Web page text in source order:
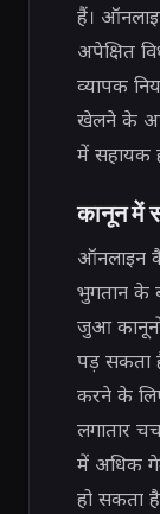
हैं।
अपेक्षित
व्यापक
खेलने के
में सहायक
कानून में
ऑनलाइन
भुगतान के
जुआ कानूनों
पड़ सकता
करने के
लगातार
में अधिक
हो सकता